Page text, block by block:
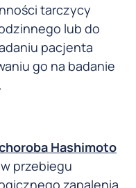
tarczycy
lub do
pacjenta
go na badanie
Hashimoto
przebiegu